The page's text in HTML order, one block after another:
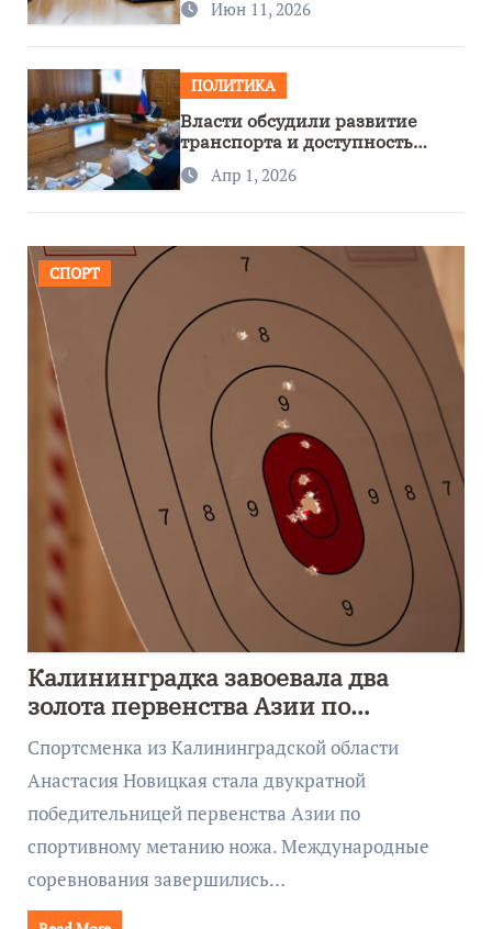
Июн 11, 2026
ПОЛИТИКА
Власти обсудили развитие
транспорта и доступность
региона
Апр 1, 2026
СПОРТ
Калининградка завоевала два
золота первенства Азии по
метанию ножа
Спортсменка из Калининградской области
Анастасия Новицкая стала двукратной
победительницей первенства Азии по
спортивному метанию ножа. Международные
соревнования завершились…